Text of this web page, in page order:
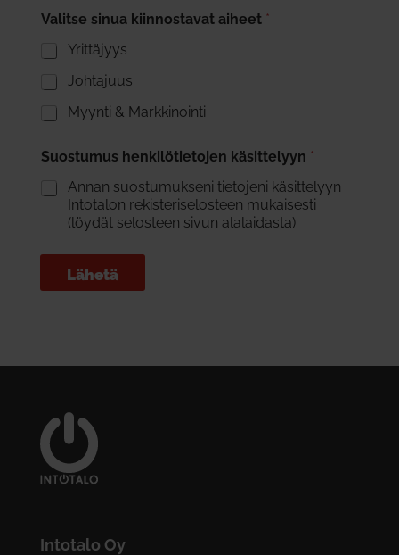
Valitse sinua kiinnostavat aiheet *
Yrittäjyys
Johtajuus
Myynti & Markkinointi
Suostumus henkilötietojen käsittelyyn *
Annan suostumukseni tietojeni käsittelyyn
Intotalon rekisteriselosteen mukaisesti
(löydät selosteen sivun alalaidasta).
Lähetä
Intotalo Oy